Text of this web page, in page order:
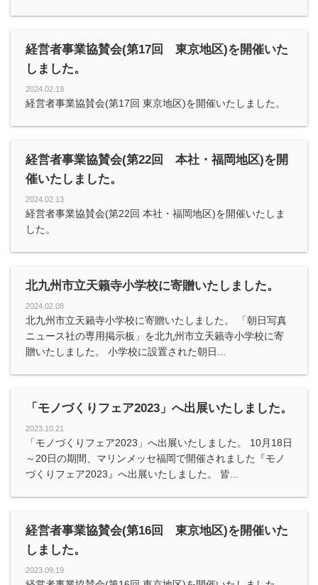
経営者事業協賛会(第17回 東京地区)を開催いた
しました。
2024.02.19
経営者事業協賛会(第17回 東京地区)を開催いたしました。
経営者事業協賛会(第22回 本社・福岡地区)を開
催いたしました。
2024.02.13
経営者事業協賛会(第22回 本社・福岡地区)を開催いたしま
した。
北九州市立天籟寺小学校に寄贈いたしました。
2024.02.08
北九州市立天籟寺小学校に寄贈いたしました。 「朝日写真
ニュース社の専用掲示板」を北九州市立天籟寺小学校に寄
贈いたしました。 小学校に設置された朝日...
「モノづくりフェア2023」へ出展いたしました。
2023.10.21
「モノづくりフェア2023」へ出展いたしました。 10月18日
～20日の期間、マリンメッセ福岡で開催されました『モノ
づくりフェア2023』へ出展いたしました。 皆...
経営者事業協賛会(第16回 東京地区)を開催いた
しました。
2023.09.19